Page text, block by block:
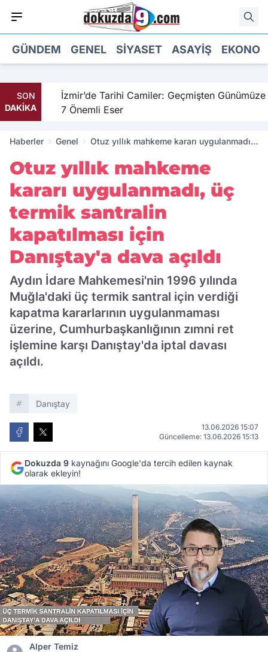
GÜNDEM GENEL SIYASET ASAYIŞ
SON
DAKİKA
İzmir’de Tarihi Camiler: Geçmişten Günümüze
7 Önemli Eser
Haberler Genel
Otuz yıllık mahkeme kararı uygulanmadı,
Danıştay'a dava açıldı
Otuz yıllık mahkeme
kararı uygulanmadı, üç
termik santralin
kapatılması için
Danıştay'a dava açıldı
Aydın İdare Mahkemesi'nin 1996 yılında
Muğla'daki üç termik santral için verdiği
kapatma kararlarının uygulanmaması
üzerine, Cumhurbaşkanlığının zımni ret
işlemine karşı Danıştay'da iptal davası
açıldı.
Danıştay
13.06.2026 15:07
Güncelleme: 13.06.2026 15:13
Dokuzda 9 kaynağını Google'da tercih edilen kaynak
olarak ekleyin!
Alper Temiz